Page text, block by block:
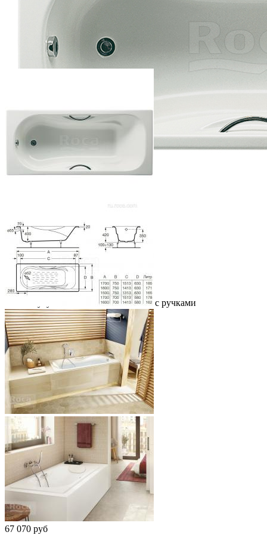
Ванна чугунная Roca Malibu 160x70 с ручками
67 070 руб